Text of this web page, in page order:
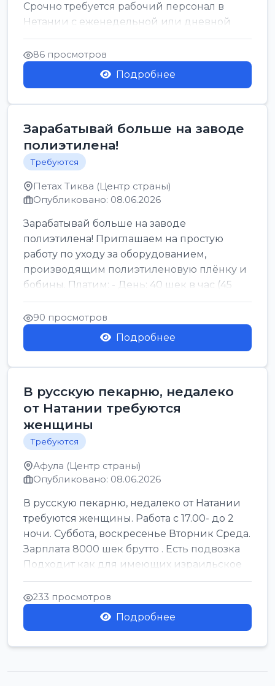
Срочно требуется рабочий персонал в
Нетании с еженедельной или дневной
оплатой<br />
Свежие вакансии в Нетании дл...
86 просмотров
Подробнее
Зарабатывай больше на заводе
полиэтилена!
Требуются
Петах Тиква (Центр страны)
Опубликовано: 08.06.2026
Зарабатывай больше на заводе
полиэтилена! Приглашаем на простую
работу по уходу за оборудованием,
производящим полиэтиленовую плёнку и
бобины. Платим: - День: 40 шек в час (45
для синих бумаг и виз) -...
90 просмотров
Подробнее
В русскую пекарню, недалеко
от Натании требуются
женщины
Требуются
Афула (Центр страны)
Опубликовано: 08.06.2026
В русскую пекарню, недалеко от Натании
требуются женщины. Работа с 17.00- до 2
ночи. Суббота, воскресенье Вторник Среда.
Зарплата 8000 шек брутто . Есть подвозка
Подходит как для имеющих израильское
г...
233 просмотров
Подробнее